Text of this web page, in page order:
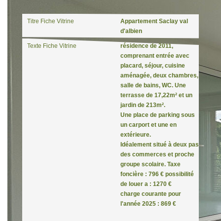
Titre Fiche Vitrine
Appartement Saclay val
d'albien
Texte Fiche Vitrine
résidence de 2011,
comprenant entrée avec
placard, séjour, cuisine
aménagée, deux chambres,
salle de bains, WC. Une
terrasse de 17,22m² et un
jardin de 213m².
Une place de parking sous
un carport et une en
extérieure.
Idéalement situé à deux pas
des commerces et proche
groupe scolaire. Taxe
foncière : 796 € possibilité
de louer a : 1270 €
charge courante pour
l'année 2025 : 869 €